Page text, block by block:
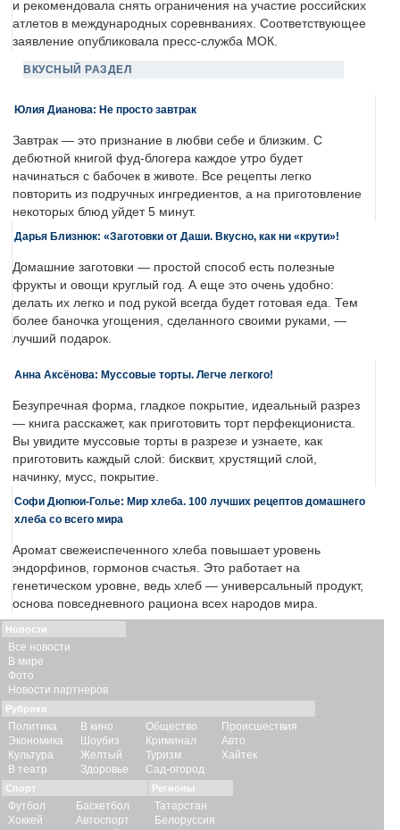
и рекомендовала снять ограничения на участие российских
атлетов в международных соревнваниях. Соответствующее
заявление опубликовала пресс-служба МОК.
ВКУСНЫЙ РАЗДЕЛ
Юлия Дианова: Не просто завтрак
Завтрак — это признание в любви себе и близким. С
дебютной книгой фуд-блогера каждое утро будет
начинаться с бабочек в животе. Все рецепты легко
повторить из подручных ингредиентов, а на приготовление
некоторых блюд уйдет 5 минут.
Дарья Близнюк: «Заготовки от Даши. Вкусно, как ни «крути»!
Домашние заготовки — простой способ есть полезные
фрукты и овощи круглый год. А еще это очень удобно:
делать их легко и под рукой всегда будет готовая еда. Тем
более баночка угощения, сделанного своими руками, —
лучший подарок.
Анна Аксёнова: Муссовые торты. Легче легкого!
Безупречная форма, гладкое покрытие, идеальный разрез
— книга расскажет, как приготовить торт перфекциониста.
Вы увидите муссовые торты в разрезе и узнаете, как
приготовить каждый слой: бисквит, хрустящий слой,
начинку, мусс, покрытие.
Софи Дюпюи-Голье: Мир хлеба. 100 лучших рецептов домашнего
хлеба со всего мира
Аромат свежеиспеченного хлеба повышает уровень
эндорфинов, гормонов счастья. Это работает на
генетическом уровне, ведь хлеб — универсальный продукт,
основа повседневного рациона всех народов мира.
Новости
Все новости
В мире
Фото
Новости партнеров
Рубрики
Политика
Экономика
Культура
В театр
В кино
Шоубиз
Желтый
Здоровье
Общество
Криминал
Туризм
Сад-огород
Происшествия
Авто
Хайтек
Спорт
Футбол
Хоккей
Баскетбол
Автоспорт
Регионы
Татарстан
Белоруссия